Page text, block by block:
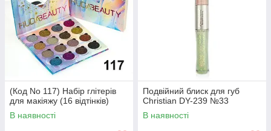
(Код No 117) Набір глітерів
для макіяжу (16 відтінків)
В наявності
Подвійний блиск для губ
Christian DY-239 №33
В наявності